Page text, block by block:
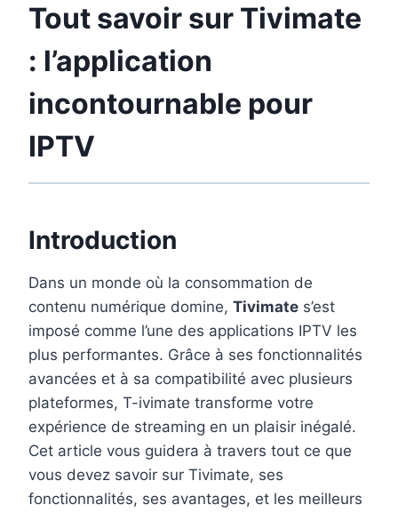
Tout savoir sur Tivimate
: l’application
incontournable pour
IPTV
Introduction
Dans un monde où la consommation de
contenu numérique domine, Tivimate s’est
imposé comme l’une des applications IPTV les
plus performantes. Grâce à ses fonctionnalités
avancées et à sa compatibilité avec plusieurs
plateformes, T-ivimate transforme votre
expérience de streaming en un plaisir inégalé.
Cet article vous guidera à travers tout ce que
vous devez savoir sur Tivimate, ses
fonctionnalités, ses avantages, et les meilleurs